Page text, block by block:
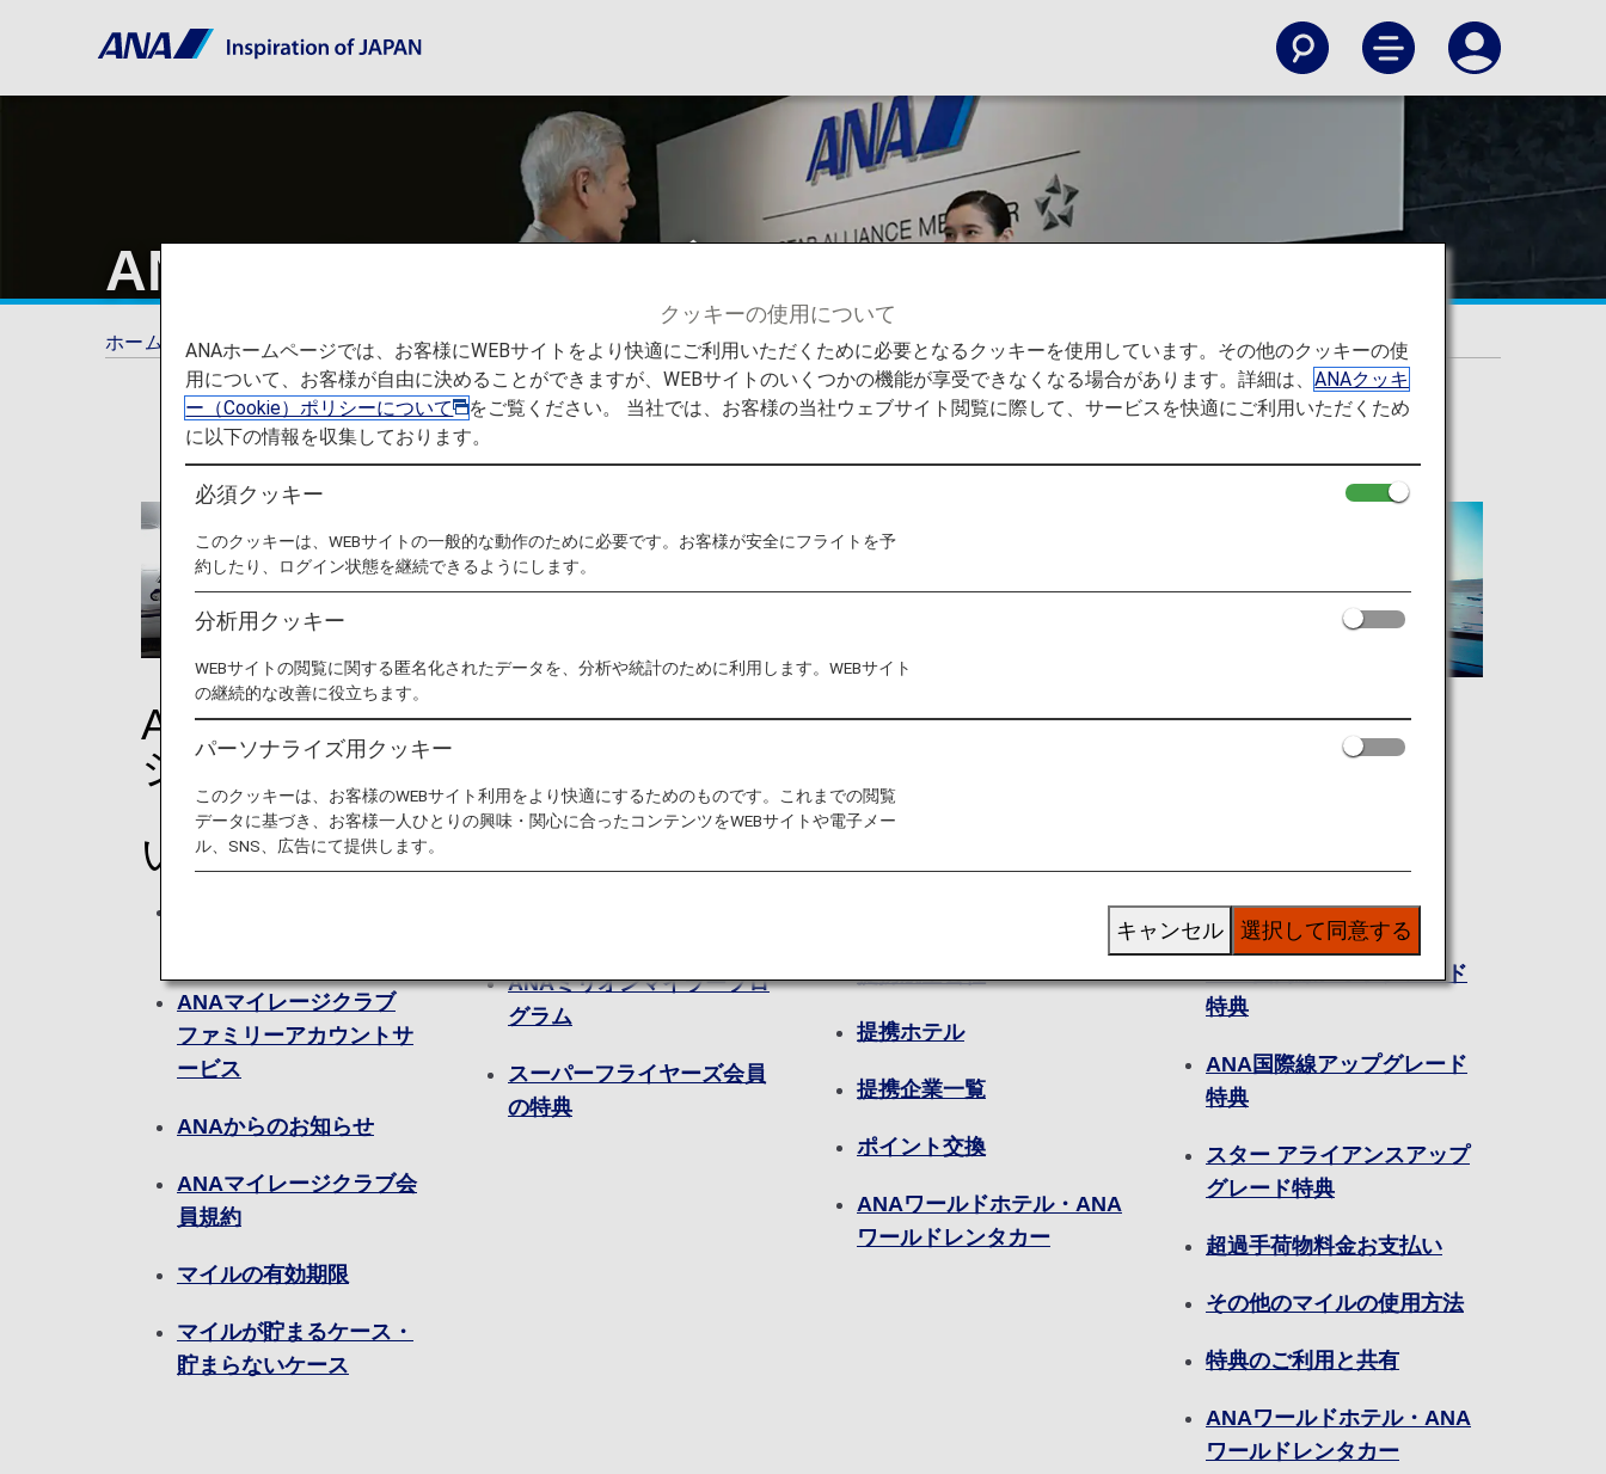
ANAマイレージクラブ
ホーム ANAマイレージクラブ
ANAマイレー
ジクラブ
（AMC）につ
いて
ANAマイレージクラブ
ファミリーアカウントサ
ービス
ANAからのお知らせ
ANAマイレージクラブ会
員規約
マイルの有効期限
マイルが貯まるケース・
貯まらないケース
ANAマイレージクラブ会員
特典
ANAミリオンマイラープロ
グラム
スーパーフライヤーズ会員
の特典
ANA国内線航空券
提携航空会社
提携ホテル
提携企業一覧
ポイント交換
ANAワールドホテル・ANA
ワールドレンタカー
マイルを使う
提携航空会社特典航空券
ANA国内線アップグレード
特典
ANA国際線アップグレード
特典
スター アライアンスアップ
グレード特典
超過手荷物料金お支払い
その他のマイルの使用方法
特典のご利用と共有
ANAワールドホテル・ANA
ワールドレンタカー
クッキーの使用について
ANAホームページでは、お客様にWEBサイトをより快適にご利用いただくために必要となるクッキーを使用しています。その他のクッキーの使
用について、お客様が自由に決めることができますが、WEBサイトのいくつかの機能が享受できなくなる場合があります。詳細は、ANAクッキ
ー（Cookie）ポリシーについて
をご覧ください。 当社では、お客様の当社ウェブサイト閲覧に際して、サービスを快適にご利用いただくため
に以下の情報を収集しております。
必須クッキー
このクッキーは、WEBサイトの一般的な動作のために必要です。お客様が安全にフライトを予
約したり、ログイン状態を継続できるようにします。
分析用クッキー
WEBサイトの閲覧に関する匿名化されたデータを、分析や統計のために利用します。WEBサイト
の継続的な改善に役立ちます。
パーソナライズ用クッキー
このクッキーは、お客様のWEBサイト利用をより快適にするためのものです。これまでの閲覧
データに基づき、お客様一人ひとりの興味・関心に合ったコンテンツをWEBサイトや電子メー
ル、SNS、広告にて提供します。
選択して同意する
キャンセル